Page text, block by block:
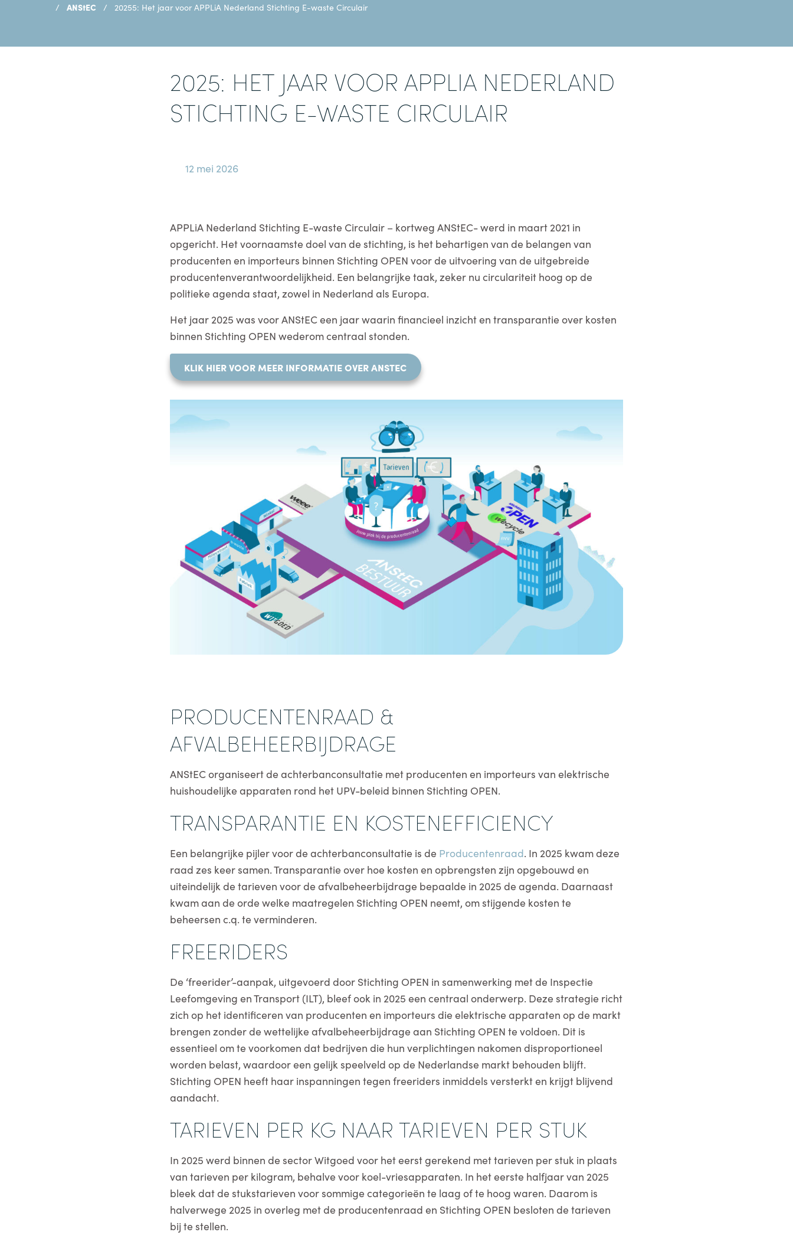
ANStEC 20255: Het jaar voor APPLiA Nederland Stichting E-waste Circulair
2025: HET JAAR VOOR APPLIA NEDERLAND
STICHTING E-WASTE CIRCULAIR
12 mei 2026
APPLiA Nederland Stichting E-waste Circulair – kortweg ANStEC- werd in maart 2021 in
opgericht. Het voornaamste doel van de stichting, is het behartigen van de belangen van
producenten en importeurs binnen Stichting OPEN voor de uitvoering van de uitgebreide
producentenverantwoordelijkheid. Een belangrijke taak, zeker nu circulariteit hoog op de
politieke agenda staat, zowel in Nederland als Europa.
Het jaar 2025 was voor ANStEC een jaar waarin financieel inzicht en transparantie over kosten
binnen Stichting OPEN wederom centraal stonden.
KLIK HIER VOOR MEER INFORMATIE OVER ANSTEC
PRODUCENTENRAAD &
AFVALBEHEERBIJDRAGE
ANStEC organiseert de achterbanconsultatie met producenten en importeurs van elektrische
huishoudelijke apparaten rond het UPV-beleid binnen Stichting OPEN.
TRANSPARANTIE EN KOSTENEFFICIENCY
Een belangrijke pijler voor de achterbanconsultatie is de Producentenraad. In 2025 kwam deze
raad zes keer samen. Transparantie over hoe kosten en opbrengsten zijn opgebouwd en
uiteindelijk de tarieven voor de afvalbeheerbijdrage bepaalde in 2025 de agenda. Daarnaast
kwam aan de orde welke maatregelen Stichting OPEN neemt, om stijgende kosten te
beheersen c.q. te verminderen.
FREERIDERS
De ‘freerider’-aanpak, uitgevoerd door Stichting OPEN in samenwerking met de Inspectie
Leefomgeving en Transport (ILT), bleef ook in 2025 een centraal onderwerp. Deze strategie richt
zich op het identificeren van producenten en importeurs die elektrische apparaten op de markt
brengen zonder de wettelijke afvalbeheerbijdrage aan Stichting OPEN te voldoen. Dit is
essentieel om te voorkomen dat bedrijven die hun verplichtingen nakomen disproportioneel
worden belast, waardoor een gelijk speelveld op de Nederlandse markt behouden blijft.
Stichting OPEN heeft haar inspanningen tegen freeriders inmiddels versterkt en krijgt blijvend
aandacht.
TARIEVEN PER KG NAAR TARIEVEN PER STUK
In 2025 werd binnen de sector Witgoed voor het eerst gerekend met tarieven per stuk in plaats
van tarieven per kilogram, behalve voor koel-vriesapparaten. In het eerste halfjaar van 2025
bleek dat de stukstarieven voor sommige categorieën te laag of te hoog waren. Daarom is
halverwege 2025 in overleg met de producentenraad en Stichting OPEN besloten de tarieven
bij te stellen.